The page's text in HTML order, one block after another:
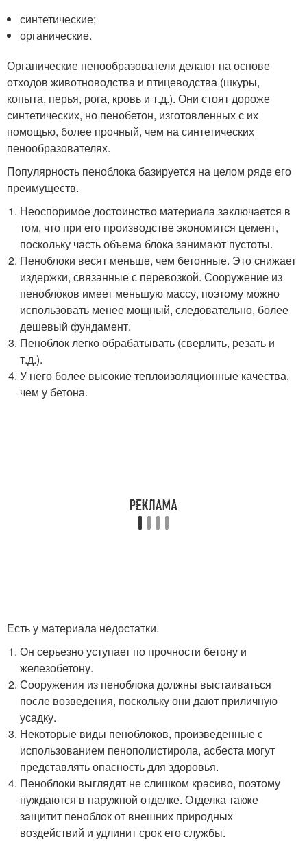
синтетические;
органические.
Органические пенообразователи делают на основе
отходов животноводства и птицеводства (шкуры,
копыта, перья, рога, кровь и т.д.). Они стоят дороже
синтетических, но пенобетон, изготовленных с их
помощью, более прочный, чем на синтетических
пенообразователях.
Популярность пеноблока базируется на целом ряде его
преимуществ.
Неоспоримое достоинство материала заключается в
том, что при его производстве экономится цемент,
поскольку часть объема блока занимают пустоты.
Пеноблоки весят меньше, чем бетонные. Это снижает
издержки, связанные с перевозкой. Сооружение из
пеноблоков имеет меньшую массу, поэтому можно
использовать менее мощный, следовательно, более
дешевый фундамент.
Пеноблок легко обрабатывать (сверлить, резать и
т.д.).
У него более высокие теплоизоляционные качества,
чем у бетона.
Есть у материала недостатки.
Он серьезно уступает по прочности бетону и
железобетону.
Сооружения из пеноблока должны выстаиваться
после возведения, поскольку они дают приличную
усадку.
Некоторые виды пеноблоков, произведенные с
использованием пенополистирола, асбеста могут
представлять опасность для здоровья.
Пеноблоки выглядят не слишком красиво, поэтому
нуждаются в наружной отделке. Отделка также
защитит пеноблок от внешних природных
воздействий и удлинит срок его службы.